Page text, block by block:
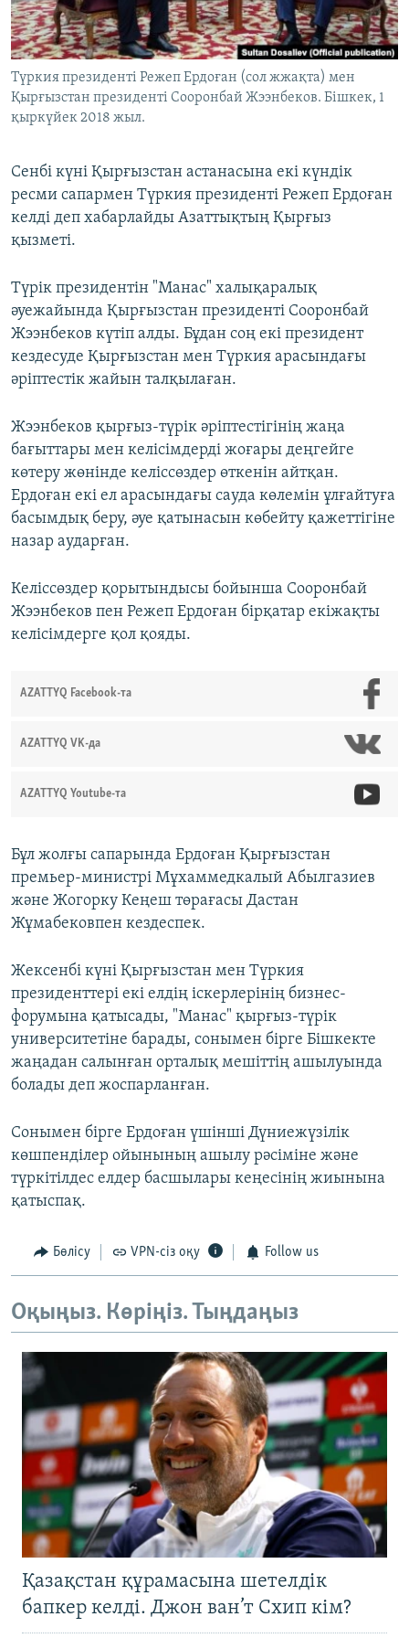
ЖАЗЫЛЫҢЫЗ
Басқа тілдерде
Түркия президенті Режеп Ердоған (сол жжақта) мен
Қырғызстан президенті Сооронбай Жээнбеков. Бішкек, 1
қыркүйек 2018 жыл.
Сенбі күні Қырғызстан астанасына екі күндік
ресми сапармен Түркия президенті Режеп Ердоған
келді деп хабарлайды Азаттықтың Қырғыз
қызметі.
Түрік президентін "Манас" халықаралық
әуежайында Қырғызстан президенті Сооронбай
Жээнбеков күтіп алды. Бұдан соң екі президент
кездесуде Қырғызстан мен Түркия арасындағы
әріптестік жайын талқылаған.
Жээнбеков қырғыз-түрік әріптестігінің жаңа
бағыттары мен келісімдерді жоғары деңгейге
көтеру жөнінде келіссөздер өткенін айтқан.
Ердоған екі ел арасындағы сауда көлемін ұлғайтуға
басымдық беру, әуе қатынасын көбейту қажеттігіне
назар аударған.
Келіссөздер қорытындысы бойынша Сооронбай
Жээнбеков пен Режеп Ердоған бірқатар екіжақты
келісімдерге қол қояды.
AZATTYQ Facebook-та
AZATTYQ VK-да
AZATTYQ Youtube-та
Бұл жолғы сапарында Ердоған Қырғызстан
премьер-министрі Мұхаммедкалый Абылгазиев
және Жогорку Кеңеш төрағасы Дастан
Жұмабековпен кездеспек.
Жексенбі күні Қырғызстан мен Түркия
президенттері екі елдің іскерлерінің бизнес-
форумына қатысады, "Манас" қырғыз-түрік
университетіне барады, сонымен бірге Бішкекте
жаңадан салынған орталық мешіттің ашылуында
болады деп жоспарланған.
Сонымен бірге Ердоған үшінші Дүниежүзілік
көшпенділер ойынының ашылу рәсіміне және
түркітілдес елдер басшылары кеңесінің жиынына
қатыспақ.
Бөлісу VPN-сіз оқу Follow us
Оқыңыз. Көріңіз. Тыңдаңыз
Қазақстан құрамасына шетелдік
бапкер келді. Джон ван’т Схип кім?